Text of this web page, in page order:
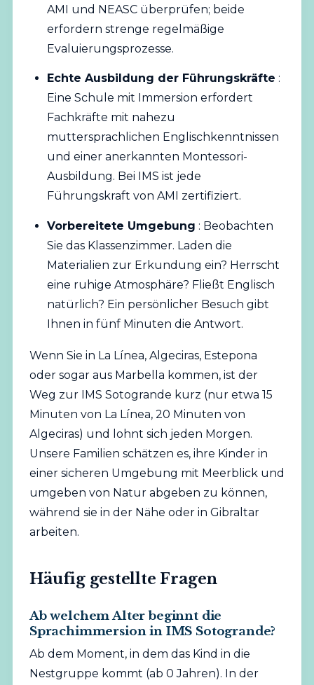
AMI und NEASC überprüfen; beide
erfordern strenge regelmäßige
Evaluierungsprozesse.
Echte Ausbildung der Führungskräfte :
Eine Schule mit Immersion erfordert
Fachkräfte mit nahezu
muttersprachlichen Englischkenntnissen
und einer anerkannten Montessori-
Ausbildung. Bei IMS ist jede
Führungskraft von AMI zertifiziert.
Vorbereitete Umgebung : Beobachten
Sie das Klassenzimmer. Laden die
Materialien zur Erkundung ein? Herrscht
eine ruhige Atmosphäre? Fließt Englisch
natürlich? Ein persönlicher Besuch gibt
Ihnen in fünf Minuten die Antwort.
Wenn Sie in La Línea, Algeciras, Estepona
oder sogar aus Marbella kommen, ist der
Weg zur IMS Sotogrande kurz (nur etwa 15
Minuten von La Línea, 20 Minuten von
Algeciras) und lohnt sich jeden Morgen.
Unsere Familien schätzen es, ihre Kinder in
einer sicheren Umgebung mit Meerblick und
umgeben von Natur abgeben zu können,
während sie in der Nähe oder in Gibraltar
arbeiten.
Häufig gestellte Fragen
Ab welchem Alter beginnt die
Sprachimmersion in IMS Sotogrande?
Ab dem Moment, in dem das Kind in die
Nestgruppe kommt (ab 0 Jahren). In der